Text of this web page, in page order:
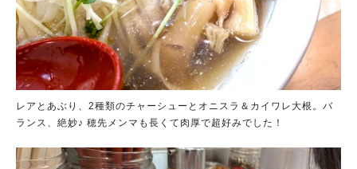
レアとあぶり、2種類のチャーシューとオニスラ＆カイワレ大根。バ
ランス、絶妙♪ 穂先メンマも長くて肉厚で超好みでした！